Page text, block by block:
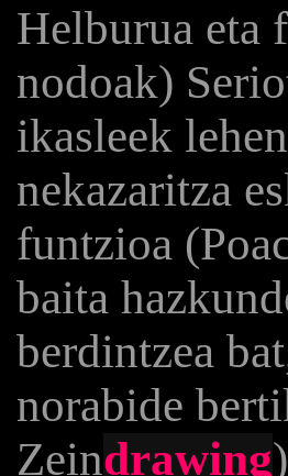
Helburua eta
nodoak)
ikasleek
nekazaritza
funtzioa
baita
berdintzea
norabide
Zeindrawing